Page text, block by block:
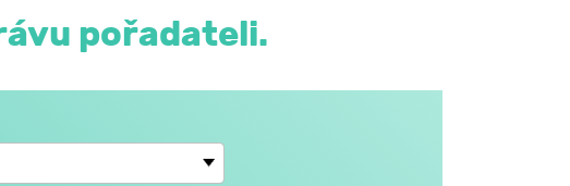
pořadateli.